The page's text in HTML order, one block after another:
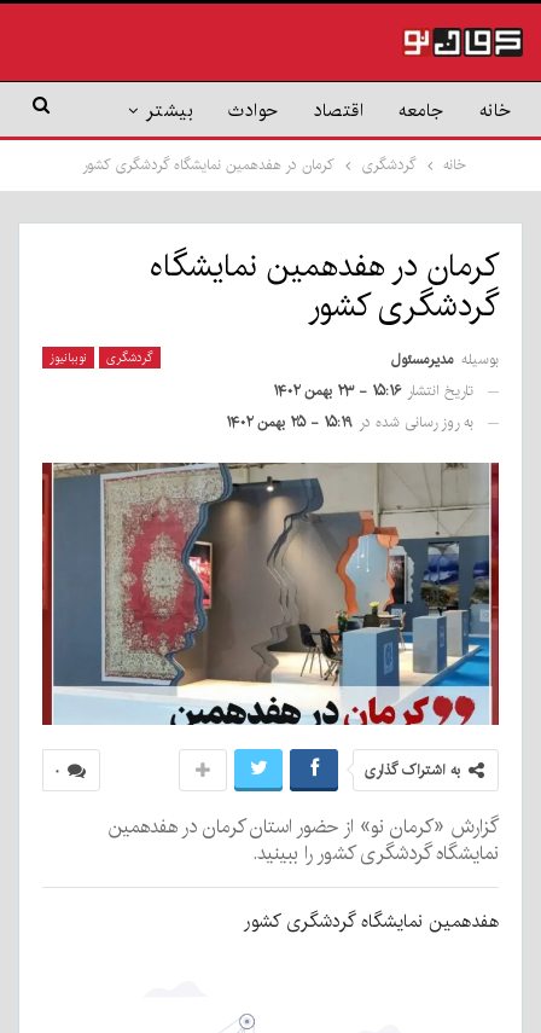
خانه جامعه اقتصاد حوادث بیشتر
خانه گردشگری کرمان در هفدهمین نمایشگاه گردشگری کشور
کرمان در هفدهمین نمایشگاه
گردشگری کشور
گردشگری نوببانیوز بوسیله مدیرمسئول
تاریخ انتشار ۱۵:۱۶ - ۲۳ بهمن ۱۴۰۲
به روز رسانی شده در ۱۵:۱۹ - ۲۵ بهمن ۱۴۰۲
۰ به اشتراک گذاری
گزارش «کرمان نو» از حضور استان کرمان در هفدهمین
نمایشگاه گردشگری کشور را ببینید.
هفدهمین نمایشگاه گردشگری کشور